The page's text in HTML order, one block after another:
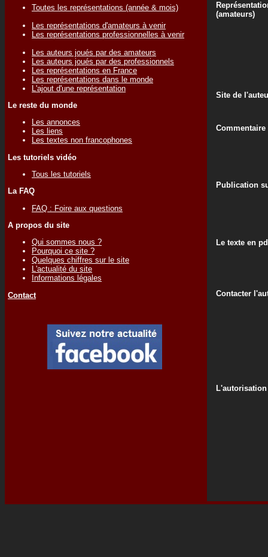
Toutes les représentations (année & mois)
Les représentations d'amateurs à venir
Les représentations professionnelles à venir
Les auteurs joués par des amateurs
Les auteurs joués par des professionnels
Les représentations en France
Les représentations dans le monde
L'ajout d'une représentation
Le reste du monde
Les annonces
Les liens
Les textes non francophones
Les tutoriels vidéo
Tous les tutoriels
La FAQ
FAQ : Foire aux questions
A propos du site
Qui sommes nous ?
Pourquoi ce site ?
Quelques chiffres sur le site
L'actualité du site
Informations légales
Contact
(amateurs)
Site de
Publication
Le texte en
Contacter
L'autorisation